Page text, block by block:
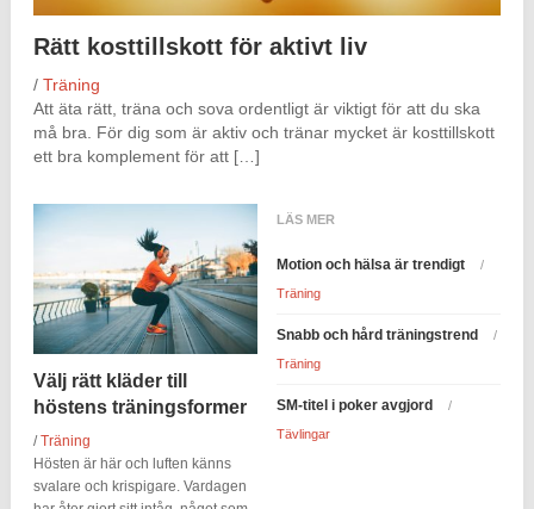
Rätt kosttillskott för aktivt liv
/ Träning
Att äta rätt, träna och sova ordentligt är viktigt för att du ska
må bra. För dig som är aktiv och tränar mycket är kosttillskott
ett bra komplement för att […]
Välj rätt kläder till
höstens träningsformer
/Träning
Hösten är här och luften känns
svalare och krispigare. Vardagen
LÄS MER
Motion och hälsa är trendigt
/
Träning
Snabb och hård träningstrend
/
Träning
SM-titel i poker avgjord
/
Tävlingar